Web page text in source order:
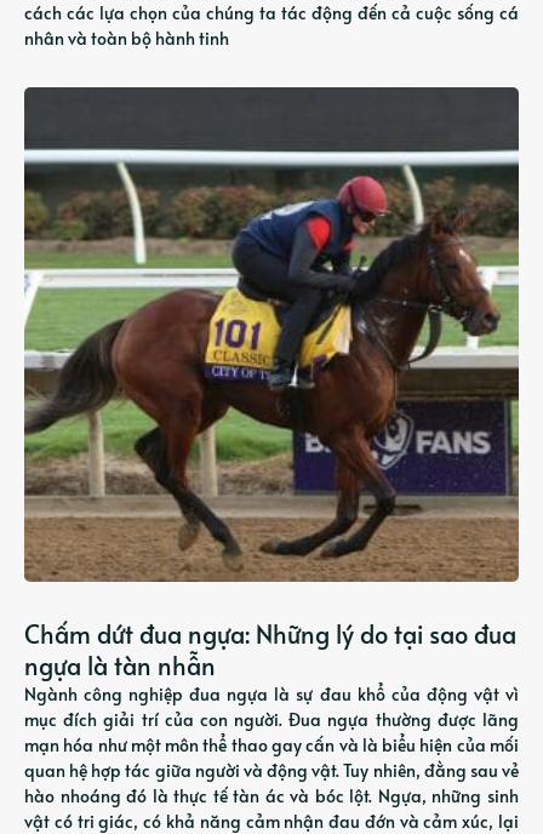
cách các lựa chọn của chúng ta tác động đến cả cuộc sống cá
nhân và toàn bộ hành tinh
Chấm dứt đua ngựa: Những lý do tại sao đua
ngựa là tàn nhẫn
Ngành công nghiệp đua ngựa là sự đau khổ của động vật vì
mục đích giải trí của con người. Đua ngựa thường được lãng
mạn hóa như một môn thể thao gay cấn và là biểu hiện của mối
quan hệ hợp tác giữa người và động vật. Tuy nhiên, đằng sau vẻ
hào nhoáng đó là thực tế tàn ác và bóc lột. Ngựa, những sinh
vật có tri giác, có khả năng cảm nhận đau đớn và cảm xúc, lại